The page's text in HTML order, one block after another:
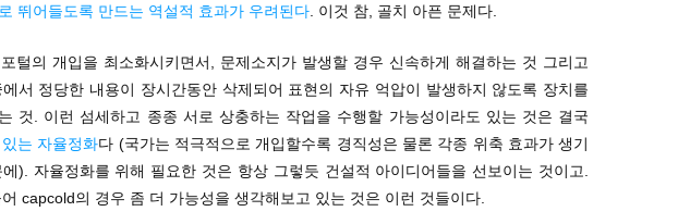
뛰어들도록 만드는 역설적 효과가 우려된다. 이것 참, 골치 아픈 문제다.
털의 개입을 최소화시키면서, 문제소지가 발생할 경우 신속하게 해결하는 것 그리고
에서 정당한 내용이 장시간동안 삭제되어 표현의 자유 억압이 발생하지 않도록 장치를
것. 이런 섬세하고 종종 서로 상충하는 작업을 수행할 가능성이라도 있는 것은 결국
는 자율정화다 (국가는 적극적으로 개입할수록 경직성은 물론 각종 위축 효과가 생기
에). 자율정화를 위해 필요한 것은 항상 그렇듯 건설적 아이디어들을 선보이는 것이고.
capcold의 경우 좀 더 가능성을 생각해보고 있는 것은 이런 것들이다.